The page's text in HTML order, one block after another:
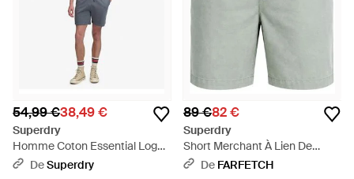
54,99 €38,49 €
Superdry
Homme Coton Essential Logo
Classic Short - Blanc
DeSuperdry
89 €82 €
Superdry
Short Merchant À Lien De
Resserrage En Lin - Gris
De FARFETCH